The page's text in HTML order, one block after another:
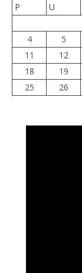
P
U
4
5
11
12
18
19
25
26